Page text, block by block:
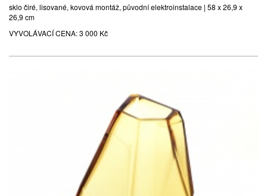
sklo čiré, lisované, kovová montáž, původní elektroinstalace | 58 x 26,9 x
26,9 cm
VYVOLÁVACÍ CENA:3 000 Kč